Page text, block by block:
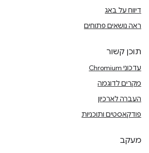
דיווח על באג
ראה נושאים פתוחים
תוכן קשור
עדכוני Chromium
מקרים לדוגמה
העברה לארכיון
פודקאסטים ותוכניות
מעקב